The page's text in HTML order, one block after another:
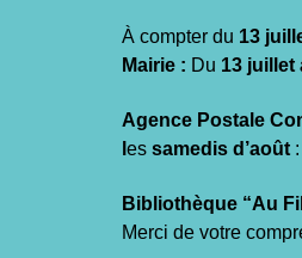
À compter du 13
Mairie : Du 13 juillet
Agence Postale
es samedis d’août
Bibliothèque “Au
Merci de votre